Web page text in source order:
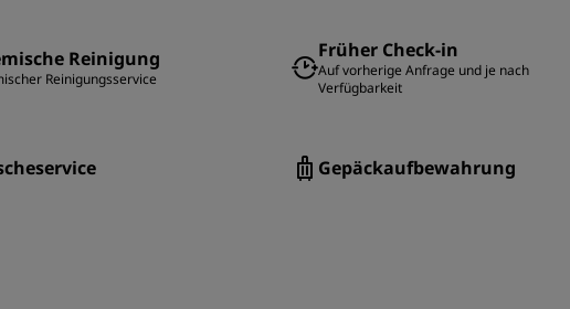
Reinigung
Reinigungsservice
Früher Check-in
Auf vorherige Anfrage und je nach
Verfügbarkeit
Gepäckaufbewahrung